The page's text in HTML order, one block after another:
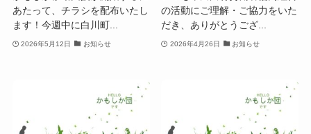
あたって、チラシを配布いたし
ます！今週中に白川町...
2026年5月12日 お知らせ
の活動にご理解・ご協力をいた
だき、ありがとうござ...
2026年4月26日 お知らせ